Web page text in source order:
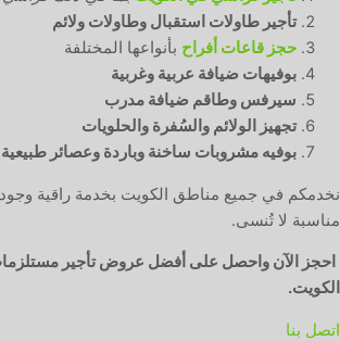
تأجير طاولات استقبال وطاولات ولائم
حجز قاعات أفراح بأنواعها المختلفة
بوفيهات ضيافة عربية وغربية
سيرفس وطاقم ضيافة مدرب
تجهيز الولائم والسُفرة والحلويات
بوفيه مشروبات ساخنة وباردة وعصائر طبيعية
نخدمكم في جميع مناطق الكويت بخدمة راقية
مناسبة لا تُنسى.
احجز الآن واحصل على أفضل عروض تأجير
الكويت.
اتصل بنا